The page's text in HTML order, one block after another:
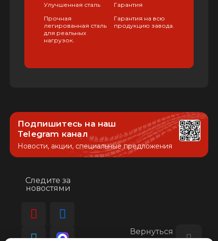
Улучшенная сталь
Прочная
легированная сталь
для реальных
нагрузок.
Гарантия
Гарантия на всю
продукцию завода.
Подпишитесь на наш
Telegram канал
Новости, акции, специальные предложения
Следите за
новостями
Вернуться